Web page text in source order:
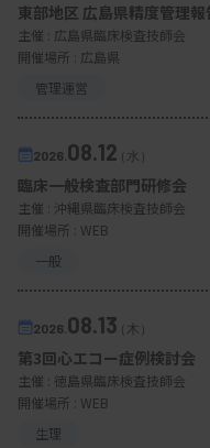
東部地区 広島県精度管理報
主催 : 広島県臨床検査技師会
開催場所 : 広島県
管理運営
2026. 08.12（水）
臨床一般検査部門研修会
主催 : 沖縄県臨床検査技師会
開催場所 : WEB
一般
2026. 08.13（木）
第3回心エコー症例検討会
主催 : 徳島県臨床検査技師会
開催場所 : WEB
生理